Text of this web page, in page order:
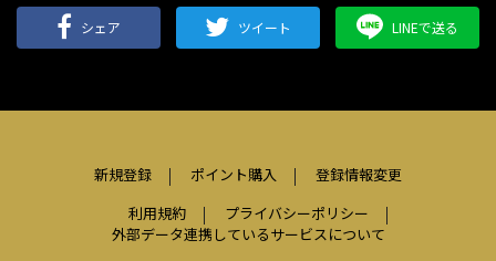
シェア ツイート LINEで送る
新規登録 ポイント購入
登録情報変更
利用規約
プライバシーポリシー
外部データ連携しているサービスについて